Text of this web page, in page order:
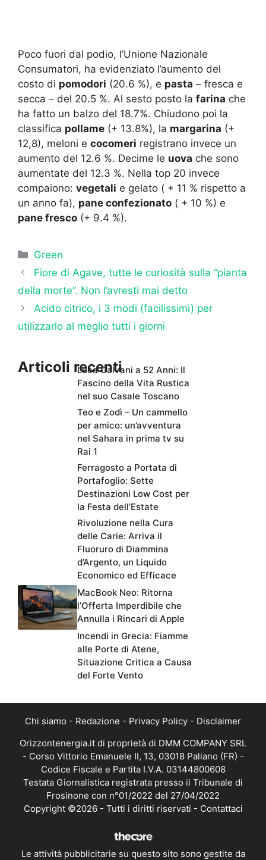
Poco fuori dal podio, l’Unione Nazionale
Consumatori, ha evidenziato l’aumento del
costo di pomodori (20.6 %), e pasta – fresca e
secca – del 20.5 %. Al sesto posto la farina che
ha fatto un balzo del 18.7%. Chiudono poi la
classifica pollame (+ 13.8%), la margarina (+
12,8), meloni e cocomeri registrano invece un
aumento del 12.6 %. Decime le uova che sono
aumentate del 12.3 %. Nella top 20 invece
compaiono: vegetali e gelato ( + 11 % rispetto a
un anno fa), pane confezionato ( + 10 %) e
pane fresco (+ 9.4 %).
Categorie
Green
Fiore di Agave, tutte le curiosità sulla “pianta
della morte”. Non l’avresti mai detto
Acido citrico, i 3 modi (facilissimi) per
utilizzarlo al meglio tutti i giorni
Articoli recentiLuca Calvani a 52 Anni: Il
Fascino della Vita Rustica
nel suo Casale Toscano
Teo e Zodì – Un cammello
per amico: un’avventura
nel Sahara in prima tv su
Rai 1
Ferragosto a Portata di
Portafoglio: Sette
Destinazioni Low Cost per
la Festa dell’Estate
Rivoluzione nella Cura
delle Carie: Arriva il
Fluoruro di Diammina
d’Argento, un Liquido
Economico ed Efficace
MacBook Neo: Ritorna
l’Offerta Imperdibile che
Annulla i Rincari di Apple
Incendi in Grecia: Fiamme
alle Porte di Atene,
Situazione Critica a Causa
del Forte Vento
Chi siamo - Redazione - Privacy Policy - Disclaimer
Orizzontenergia.it di proprietà di DMM COMPANY SRL
- Corso Vittorio Emanuele II, 13, 03018 Paliano (FR) -
Codice Fiscale e Partita I.V.A. 03144800608
Testata Giornalistica registrata presso il Tribunale di
Frosinone con n°01/2022 del 27/04/2022
Copyright ©2026 - Tutti i diritti riservati - Contattaci
Le attività pubblicitarie su questo sito sono gestite da